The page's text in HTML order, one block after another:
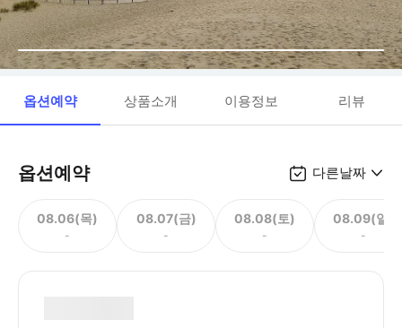
옵션예약 상품소개 이용정보 리뷰
옵션예약 다른날짜
08.06(목)
-
08.07(금)
-
08.08(토)
-
08.09(일)
-